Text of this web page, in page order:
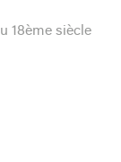
18ème siècle